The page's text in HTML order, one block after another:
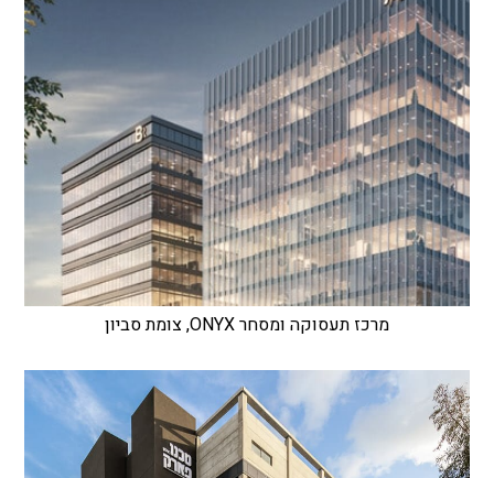
מרכז תעסוקה ומסחר ONYX, צומת סביון